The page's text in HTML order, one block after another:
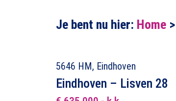
Je bent nu hier: Home >
5646 HM, Eindhoven
Eindhoven – Lisven 28